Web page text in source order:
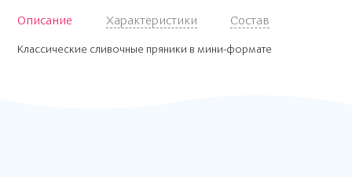
Описание Характеристики Состав
Классические сливочные пряники в мини-формате